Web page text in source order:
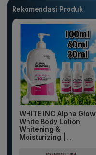
Rekomendasi Produk
WHITE INC Alpha Glow
White Body Lotion
Whitening &
Moisturizing |...